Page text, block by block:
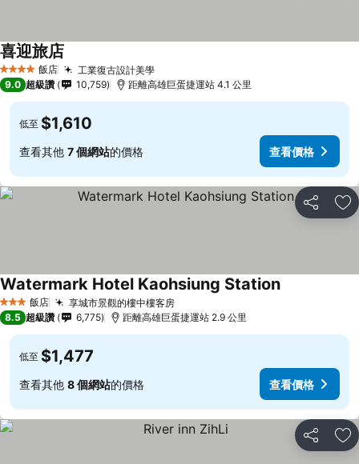
4 星級 飯店 工業復古設計美學
喜迎旅店
9.0 超級讚 10,759 距離高雄巨蛋捷運站 4.1 公里
低至 $1,610
查看其他 7 個網站的價格 查看價格
分享 加
3 星級 飯店 享城市景觀的樓中樓客房
Watermark Hotel Kaohsiung Station
8.5 超級讚 6,775 距離高雄巨蛋捷運站 2.9 公里
低至 $1,477
查看其他 8 個網站的價格 查看價格
分享 加